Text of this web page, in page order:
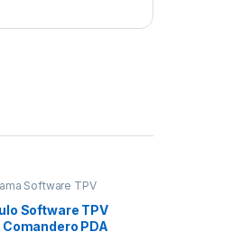
Software TPV
Software TPV
PDA